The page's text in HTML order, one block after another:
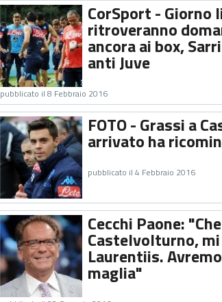
CorSport - Giorno
ritroveranno
ancora ai box,
anti Juve
pubblicato il 8 Febbraio 2016
FOTO - Grassi a
arrivato ha
pubblicato il 4 Febbraio 2016
Cecchi Paone:
Castelvolturno, mi
Laurentiis.
maglia"